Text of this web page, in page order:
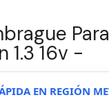
1.3 16v -
EN REGIÓN